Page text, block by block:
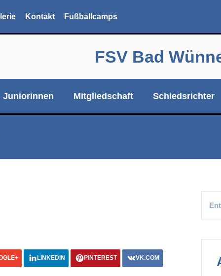
Kontakt Fußballcamps
FSV Bad
Juniorinnen Mitgliedschaft Schiedsrichter
LINKEDIN PINTEREST VK.COM